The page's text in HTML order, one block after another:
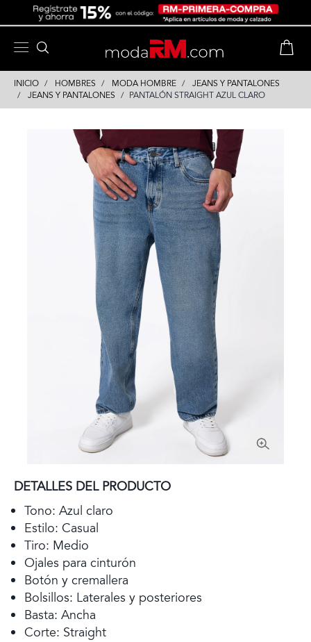
INICIO HOMBRES MODA HOMBRE
JEANS Y PANTALONES
JEANS Y PANTALONES
PANTALÓN STRAIGHT AZUL CLARO
DETALLES DEL PRODUCTO
Tono: Azul claro
Estilo: Casual
Tiro: Medio
Ojales para cinturón
Botón y cremallera
Bolsillos: Laterales y posteriores
Basta: Ancha
Corte: Straight